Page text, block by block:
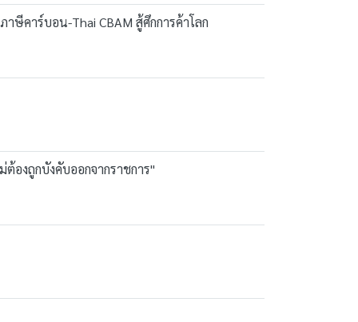
ษีคาร์บอน-Thai CBAM สู้ศึกการค้าโลก
องถูกบังคับออกจากราชการ"